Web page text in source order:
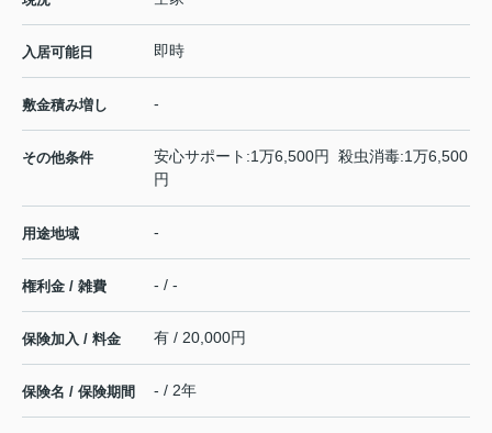
入居可能日 即時
敷金積み増し -
その他条件
安心サポート:1万6,500円 殺虫消毒:1万6,500
円
用途地域 -
権利金 / 雑費 - / -
保険加入 / 料金 有 / 20,000円
保険名 / 保険期間 - / 2年